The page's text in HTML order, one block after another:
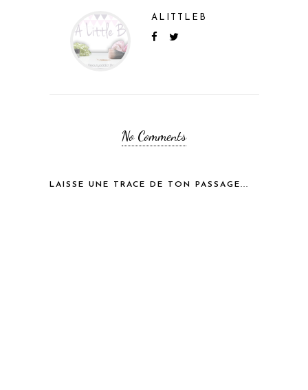
ALITTLEB
No Comments
LAISSE UNE TRACE DE TON PASSAGE...